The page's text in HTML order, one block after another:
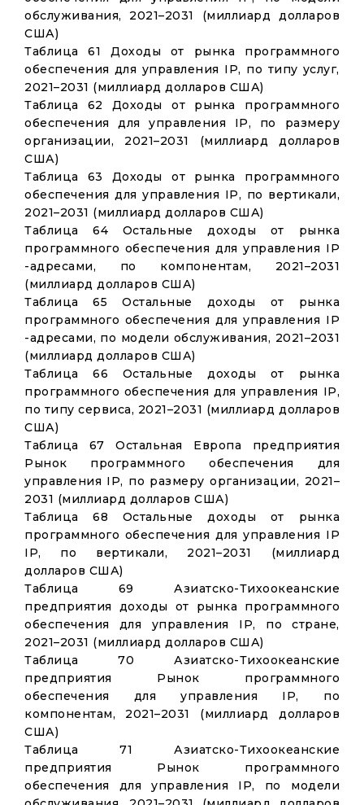
обслуживания, 2021–2031 (миллиард долларов
США)
Таблица 61 Доходы от рынка программного
обеспечения для управления IP, по типу услуг,
2021–2031 (миллиард долларов США)
Таблица 62 Доходы от рынка программного
обеспечения для управления IP, по размеру
организации, 2021–2031 (миллиард долларов
США)
Таблица 63 Доходы от рынка программного
обеспечения для управления IP, по вертикали,
2021–2031 (миллиард долларов США)
Таблица 64 Остальные доходы от рынка
программного обеспечения для управления IP
-адресами, по компонентам, 2021–2031
(миллиард долларов США)
Таблица 65 Остальные доходы от рынка
программного обеспечения для управления IP
-адресами, по модели обслуживания, 2021–2031
(миллиард долларов США)
Таблица 66 Остальные доходы от рынка
программного обеспечения для управления IP,
по типу сервиса, 2021–2031 (миллиард долларов
США)
Таблица 67 Остальная Европа предприятия
Рынок программного обеспечения для
управления IP, по размеру организации, 2021–
2031 (миллиард долларов США)
Таблица 68 Остальные доходы от рынка
программного обеспечения для управления IP
IP, по вертикали, 2021–2031 (миллиард
долларов США)
Таблица 69 Азиатско-Тихоокеанские
предприятия доходы от рынка программного
обеспечения для управления IP, по стране,
2021–2031 (миллиард долларов США)
Таблица 70 Азиатско-Тихоокеанские
предприятия Рынок программного
обеспечения для управления IP, по
компонентам, 2021–2031 (миллиард долларов
США)
Таблица 71 Азиатско-Тихоокеанские
предприятия Рынок программного
обеспечения для управления IP, по модели